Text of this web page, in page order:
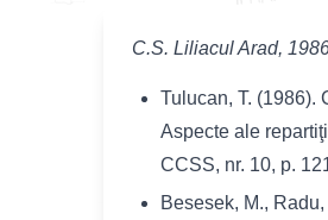
C.S. Liliacul Arad,
Tulucan, T. (1986).
Aspecte ale
CCSS, nr. 10, p.
Besesek, M.,